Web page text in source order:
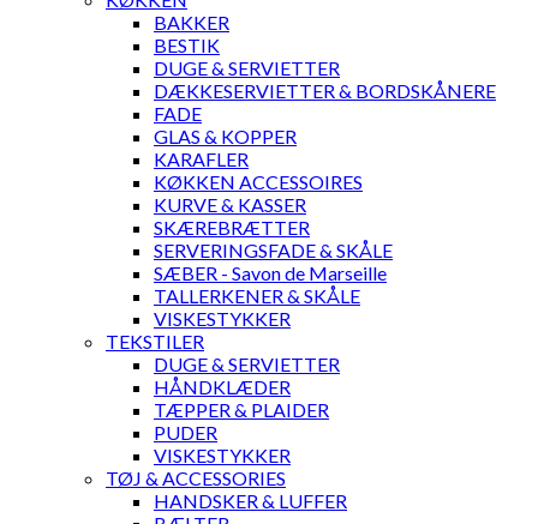
BAKKER
BESTIK
DUGE & SERVIETTER
DÆKKESERVIETTER & BORDSKÅNERE
FADE
GLAS & KOPPER
KARAFLER
KØKKEN ACCESSOIRES
KURVE & KASSER
SKÆREBRÆTTER
SERVERINGSFADE & SKÅLE
SÆBER - Savon de Marseille
TALLERKENER & SKÅLE
VISKESTYKKER
TEKSTILER
DUGE & SERVIETTER
HÅNDKLÆDER
TÆPPER & PLAIDER
PUDER
VISKESTYKKER
TØJ & ACCESSORIES
HANDSKER & LUFFER